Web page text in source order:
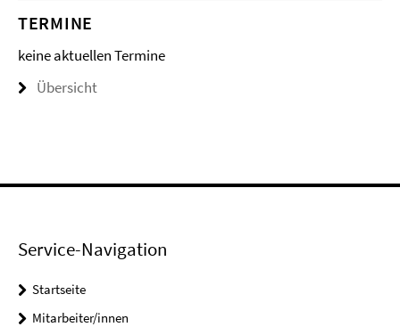
TERMINE
keine aktuellen Termine
Übersicht
Service-Navigation
Startseite
Mitarbeiter/innen